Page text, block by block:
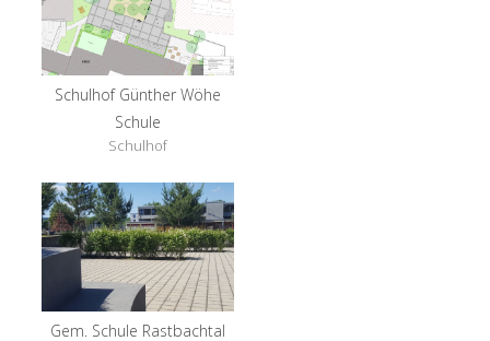
Schulhof Günther Wöhe
Schule
Schulhof
Gem. Schule Rastbachtal